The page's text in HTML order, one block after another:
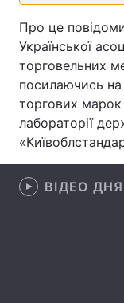
Техно і зв'язок
Зброя
Цікавинки
Екологія
Про це
Української
торговельних
посилаючись на
торгових марок
лабораторії
ВІДЕО ДНЯ